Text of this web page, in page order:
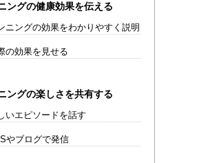
ングの健康効果を伝える
ニングの効果をわかりやすく説明
の効果を見せる
ングの楽しさを共有する
いエピソードを話す
やブログで発信